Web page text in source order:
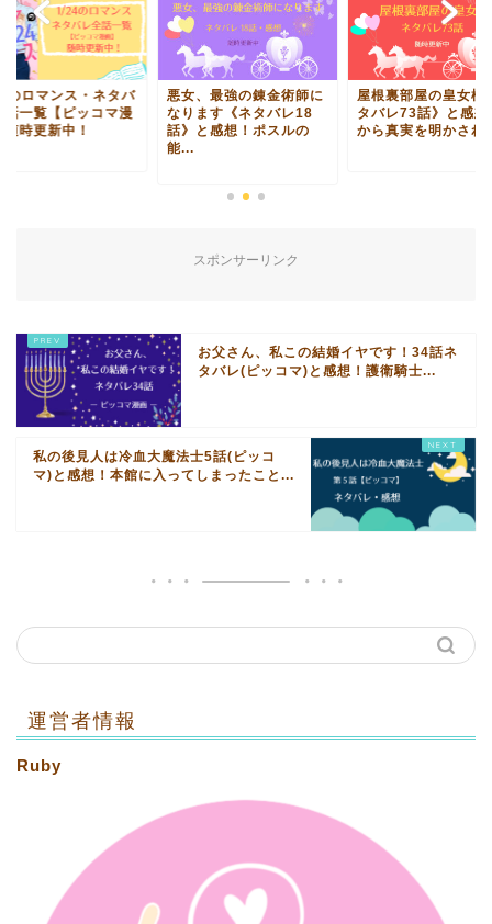
のロマンス・ネタバ
話一覧【ピッコマ漫
随時更新中！
悪女、最強の錬金術師に
なります《ネタバレ18
話》と感想！ポスルの
能...
屋根裏部屋の皇女様
タバレ73話》と感想
から真実を明かされ
スポンサーリンク
お父さん、私この結婚イヤです！34話ネ
タバレ(ピッコマ)と感想！護衛騎士...
私の後見人は冷血大魔法士5話(ピッコ
マ)と感想！本館に入ってしまったこと...
運営者情報
Ruby